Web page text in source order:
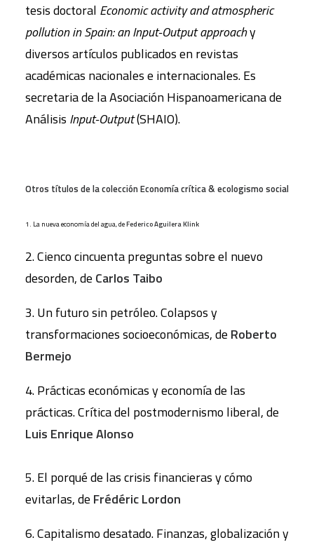
tesis doctoral Economic activity and atmospheric
pollution in Spain: an Input-Output approachy
diversos artículos publicados en revistas
académicas nacionales e internacionales. Es
secretaria de la Asociación Hispanoamericana de
Análisis Input-Output(SHAIO).
Otros títulos de la colección Economía crítica & ecologismo social
1. La nueva economía del agua, deFederico Aguilera Klink
2. Cienco cincuenta preguntas sobre el nuevo
desorden, de Carlos Taibo
3. Un futuro sin petróleo. Colapsos y
transformaciones socioeconómicas, de Roberto
Bermejo
4. Prácticas económicas y economía de las
prácticas. Crítica del postmodernismo liberal, de
Luis Enrique Alonso
5. El porqué de las crisis financieras y cómo
evitarlas, de Frédéric Lordon
6. Capitalismo desatado. Finanzas, globalización y